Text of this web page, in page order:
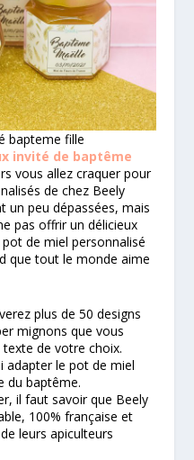
bapteme fille
invité de baptême
vous allez craquer pour
de chez Beely
un peu dépassées, mais
pas offrir un délicieux
de miel personnalisé
que tout le monde aime
plus de 50 designs
mignons que vous
de votre choix.
adapter le pot de miel
du baptême.
il faut savoir que Beely
100% française et
leurs apiculteurs